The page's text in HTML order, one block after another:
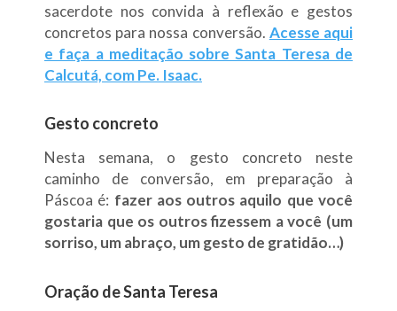
sacerdote nos convida à reflexão e gestos
concretos para nossa conversão. Acesse aqui
e faça a meditação sobre Santa Teresa de
Calcutá, com Pe. Isaac.
Gesto concreto
Nesta semana, o gesto concreto neste
caminho de conversão, em preparação à
Páscoa é: fazer aos outros aquilo que você
gostaria que os outros fizessem a você (um
sorriso, um abraço, um gesto de gratidão…)
Oração de Santa Teresa